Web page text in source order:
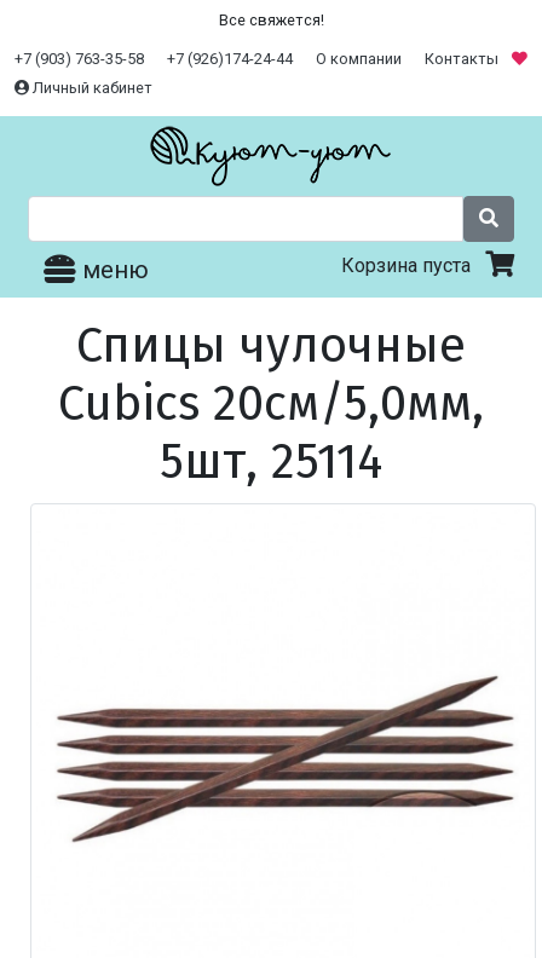
Все свяжется!
+7 (903) 763-35-58 +7 (926)174-24-44 О компании
Контакты
Личный кабинет
меню Корзина пуста
Спицы чулочные
Cubics 20см/5,0мм,
5шт, 25114